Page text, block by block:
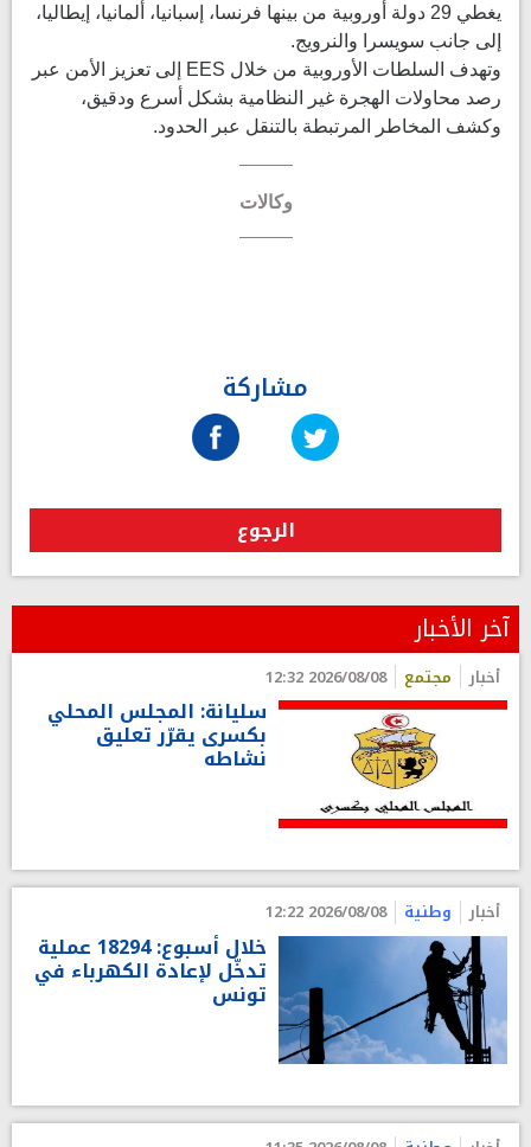
يغطي 29 دولة أوروبية من بينها فرنسا، إسبانيا، ألمانيا، إيطاليا،
إلى جانب سويسرا والنرويج.
وتهدف السلطات الأوروبية من خلال EES إلى تعزيز الأمن عبر
رصد محاولات الهجرة غير النظامية بشكل أسرع ودقيق،
وكشف المخاطر المرتبطة بالتنقل عبر الحدود.
وكالات
مشاركة
الرجوع
آخر الأخبار
أخبار مجتمع 2026/08/08 12:32
سليانة: المجلس المحلي
بكسرى يقرّر تعليق
نشاطه
أخبار وطنية 2026/08/08 12:22
خلال أسبوع: 18294 عملية
تدخّل لإعادة الكهرباء في
تونس